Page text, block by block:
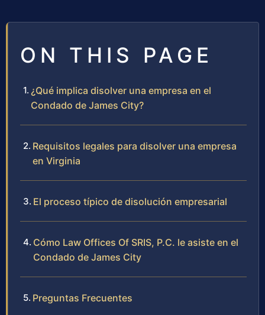
ON THIS PAGE
¿Qué implica disolver una empresa en el
Condado de James City?
Requisitos legales para disolver una empresa
en Virginia
El proceso típico de disolución empresarial
Cómo Law Offices Of SRIS, P.C. le asiste en el
Condado de James City
Preguntas Frecuentes